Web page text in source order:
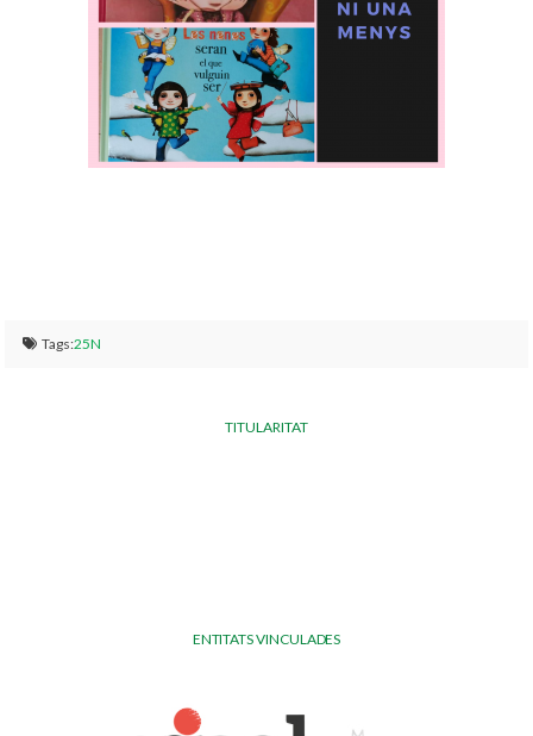
Tags:25N
TITULARITAT
ENTITATS VINCULADES